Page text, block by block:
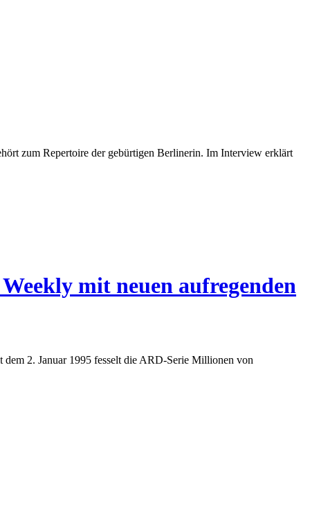
zum Repertoire der gebürtigen Berlinerin. Im Interview erklärt
mit neuen aufregenden
dem 2. Januar 1995 fesselt die ARD-Serie Millionen von